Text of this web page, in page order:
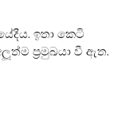
ඉතා කෙටි
ප්‍රමුඛයා වී ඇත.